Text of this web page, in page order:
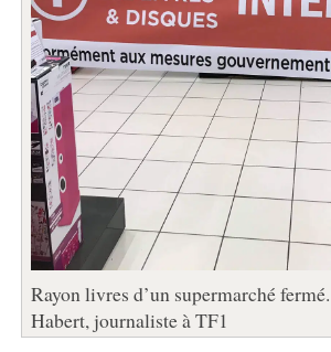
Rayon livres d’un supermarché
Habert, journaliste à TF1